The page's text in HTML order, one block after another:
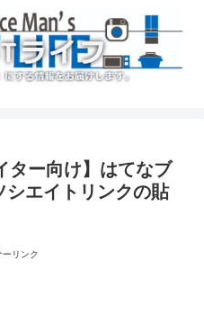
ター向け】はてなブ
エイトリンクの貼
ーリンク